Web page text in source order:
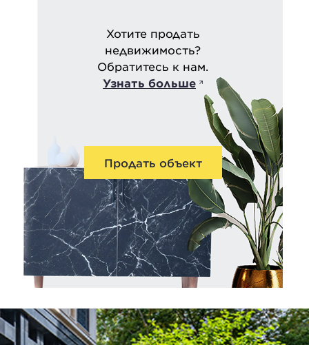
Хотите продать
недвижимость?
Обратитесь к нам.
Узнать больше
Продать объект